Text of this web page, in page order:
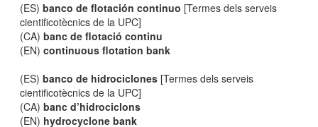
(ES)banco de flotación continuo [Termes dels serveis
cientificotècnics de la UPC]
(CA)banc de flotació continu
(EN)continuous flotation bank
(ES)banco de hidrociclones [Termes dels serveis
cientificotècnics de la UPC]
(CA)banc d’hidrociclons
(EN) hydrocyclone bank